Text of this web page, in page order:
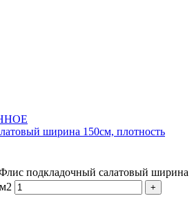
ширина 150см, плотность
подкладочный салатовый ширина